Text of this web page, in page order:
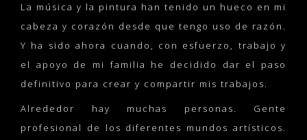
La música y la pintura han tenido un hueco en mi
cabeza y corazón desde que tengo uso de razón.
Y ha sido ahora cuando, con esfuerzo, trabajo y
el apoyo de mi familia he decidido dar el paso
definitivo para crear y compartir mis trabajos.
Alrededor hay muchas personas. Gente
profesional de los diferentes mundos artísticos.